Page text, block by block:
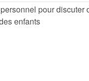
pour discuter
enfants